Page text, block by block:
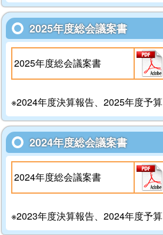
2025年度総会議案書
2025年度総会議案書
※2024年度決算報告、2025年度予算
2024年度総会議案書
2024年度総会議案書
※2023年度決算報告、2024年度予算